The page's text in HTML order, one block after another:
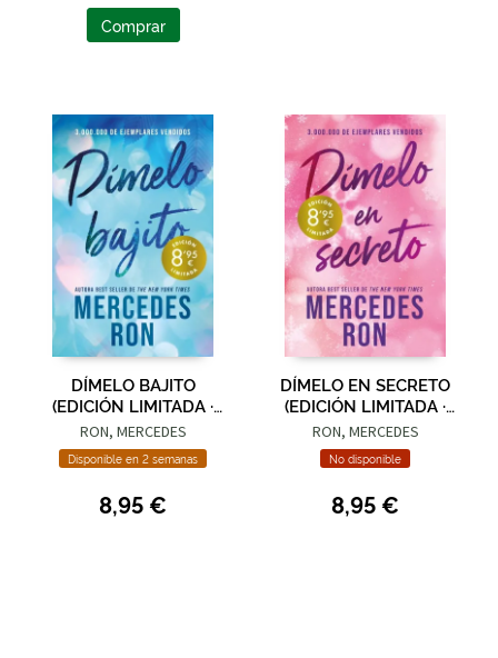
Comprar
DÍMELO BAJITO
(EDICIÓN LIMITADA ·
VERANO) (DÍMELO 1)
RON, MERCEDES
Disponible en 2 semanas
8,95 €
DÍMELO EN SECRETO
(EDICIÓN LIMITADA ·
VERANO) (DÍMELO 2)
RON, MERCEDES
No disponible
8,95 €